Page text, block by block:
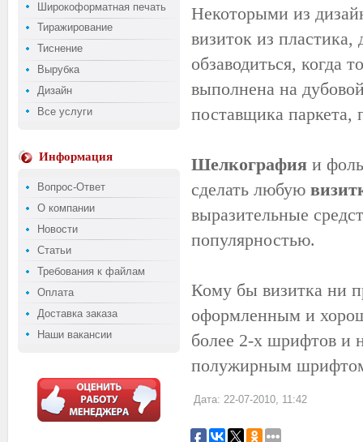
Широкоформатная печать
Тиражирование
Тиснение
Вырубка
Дизайн
Все услуги
Информация
Вопрос-Ответ
О компании
Новости
Статьи
Требования к файлам
Оплата
Доставка заказа
Наши вакансии
Некоторыми из
визиток из
обзаводиться, когда
выполнена на
поставщика паркета,
Шелкографияи
сделать любую
выразительные
популярностью.
Кому бы визитка ни
оформленным и
более 2-х шрифтов и
полужирным
Дата: 22-07-2010, 11:42